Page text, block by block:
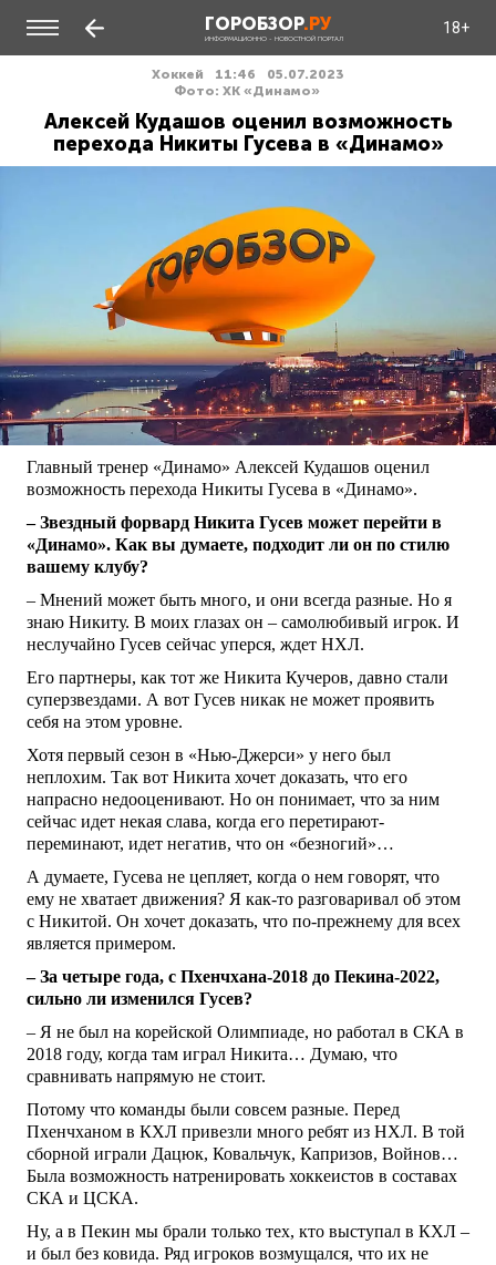
ГОРОБЗОР.РУ
ИНФОРМАЦИОННО - НОВОСТНОЙ ПОРТАЛ
18+
Хоккей 11:46
05.07.2023
Фото: ХК «Динамо»
Алексей Кудашов оценил возможность
перехода Никиты Гусева в «Динамо»
Главный тренер «Динамо» Алексей Кудашов оценил
возможность перехода Никиты Гусева в «Динамо».
– Звездный форвард Никита Гусев может перейти в
«Динамо». Как вы думаете, подходит ли он по стилю
вашему клубу?
– Мнений может быть много, и они всегда разные. Но я
знаю Никиту. В моих глазах он – самолюбивый игрок. И
неслучайно Гусев сейчас уперся, ждет НХЛ.
Его партнеры, как тот же Никита Кучеров, давно стали
суперзвездами. А вот Гусев никак не может проявить
себя на этом уровне.
Хотя первый сезон в «Нью-Джерси» у него был
неплохим. Так вот Никита хочет доказать, что его
напрасно недооценивают. Но он понимает, что за ним
сейчас идет некая слава, когда его перетирают-
переминают, идет негатив, что он «безногий»…
А думаете, Гусева не цепляет, когда о нем говорят, что
ему не хватает движения? Я как-то разговаривал об этом
с Никитой. Он хочет доказать, что по-прежнему для всех
является примером.
– За четыре года, с Пхенчхана-2018 до Пекина-2022,
сильно ли изменился Гусев?
– Я не был на корейской Олимпиаде, но работал в СКА в
2018 году, когда там играл Никита… Думаю, что
сравнивать напрямую не стоит.
Потому что команды были совсем разные. Перед
Пхенчханом в КХЛ привезли много ребят из НХЛ. В той
сборной играли Дацюк, Ковальчук, Капризов, Войнов…
Была возможность натренировать хоккеистов в составах
СКА и ЦСКА.
Ну, а в Пекин мы брали только тех, кто выступал в КХЛ –
и был без ковида. Ряд игроков возмущался, что их не